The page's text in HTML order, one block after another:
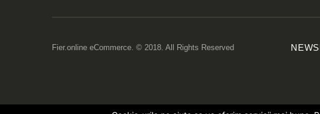
Fier.online eCommerce. © 2018. All Rights Reserved